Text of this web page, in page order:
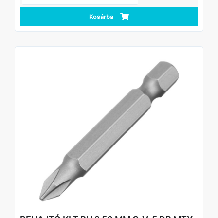
rendelkezik.
Nagy pontosságú teljesítmény – az optimális
horonygeometria megnöveli a bitek élettartamát és
megakadályozza, hogy becsúszjanak a rögzítőelemben.
és biztonságosan tartják benne, így a mester szabad
Megbízható tapadás a rögzítőelemhez - további
bevágások a bitek szélein növelik a munka hatékonyságát.
Kényelmes csomagolás - a fúvókákat kemény
buborékfóliában szállítjuk, Euro akasztóval.
Nagy készlet - 10 bit hosszú ideig tart, egy csapat munkás
Kosárba